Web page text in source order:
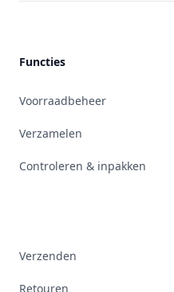
Functies
Voorraadbeheer
Verzamelen
Controleren & inpakken
Verzenden
Retouren